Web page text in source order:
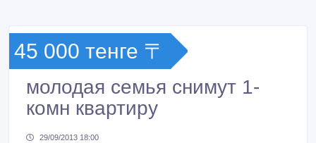
45 000 тенге 〒
молодая семья снимут 1-
комн квартиру
29/09/2013 18:00